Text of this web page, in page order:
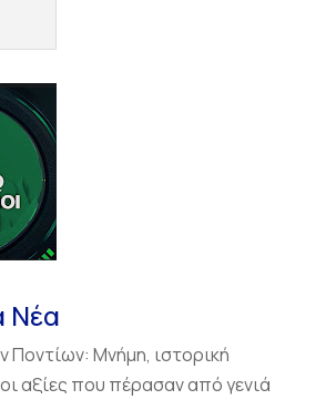
Νέα
Ποντίων: Μνήμη, ιστορική
αξίες που πέρασαν από γενιά